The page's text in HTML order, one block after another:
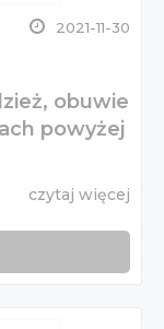
2021-11-30
obuwie
powyżej
czytaj więcej